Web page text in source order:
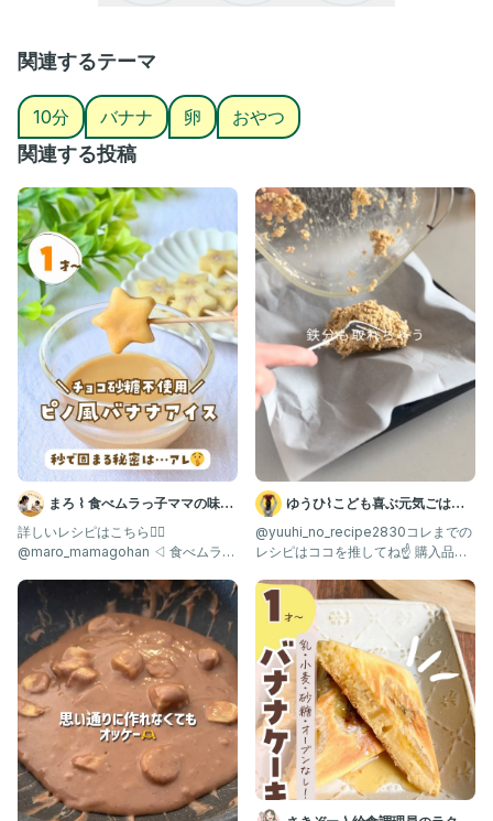
🍊フォローで応援してね🍊
ゆず @yuzu_kodomo.gohan
#チョコ不使用 #手作りおやつ #マック #マクド #ゆずのごちそう
#親子ごはんの悩みサポート
関連するテーマ
10分 バナナ 卵 おやつ
関連する投稿
まろ ⌇ 食べムラっ子ママの味方
| 幼児食1歳〜
詳しいレシピはこちら👇🏻
@maro_mamagohan ◁ 食べムラっ
ゆうひ⌇こども喜ぶ元気ごはん
🍳
@yuuhi_no_recipe2830コレまでの
レシピはココを推してね☝️ 購入品は